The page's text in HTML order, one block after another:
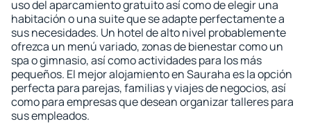
uso del aparcamiento gratuito así como de elegir una
habitación o una suite que se adapte perfectamente a
sus necesidades. Un hotel de alto nivel probablemente
ofrezca un menú variado, zonas de bienestar como un
spa o gimnasio, así como actividades para los más
pequeños. El mejor alojamiento en Sauraha es la opción
perfecta para parejas, familias y viajes de negocios, así
como para empresas que desean organizar talleres para
sus empleados.